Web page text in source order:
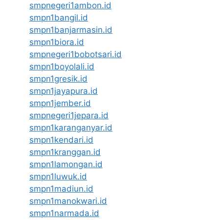
smpnegeri1ambon.id
smpn1bangil.id
smpn1banjarmasin.id
smpn1biora.id
smpnegeri1bobotsari.id
smpn1boyolali.id
smpn1gresik.id
smpn1jayapura.id
smpn1jember.id
smpnegeri1jepara.id
smpn1karanganyar.id
smpn1kendari.id
smpn1kranggan.id
smpn1lamongan.id
smpn1luwuk.id
smpn1madiun.id
smpn1manokwari.id
smpn1narmada.id